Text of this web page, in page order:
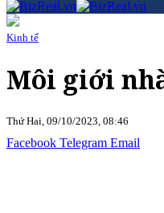
Kinh tế
Môi giới
Thứ Hai, 09/10/2023, 08:46
Facebook Telegram Email